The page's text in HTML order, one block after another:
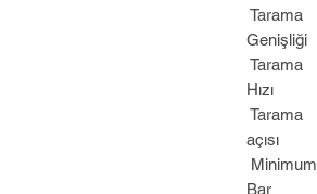
Tarama
Genişliği
Tarama
Hızı
Tarama
açısı
Minimum
Bar